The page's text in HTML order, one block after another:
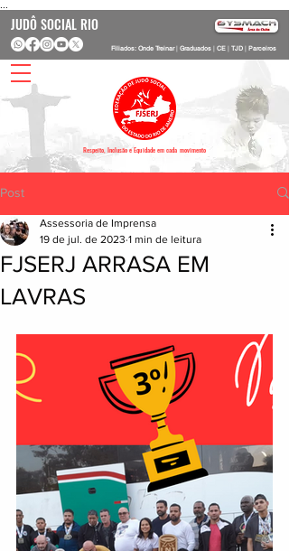
JUDÔ SOCIAL RIO
Filiados: Onde Treinar| Graduados | CE | TJD | Parceiros
Respeito, Inclusão e Equidade em cada movimento
Post
FJSERJ ARRASA EM
LAVRAS
Assessoria de Imprensa
19 de jul. de 2023 1 min de leitura